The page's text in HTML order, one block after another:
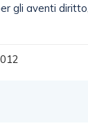
gli aventi